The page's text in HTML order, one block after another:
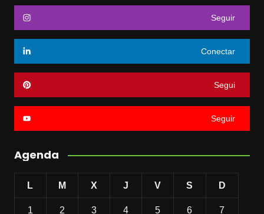
Seguir
Conectar
Segui
Seguir
Agenda
L M X J V S D
1 2 3 4 5 6 7